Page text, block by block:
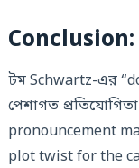
টম Schwartz-এর
পেশাগত
pronouncement
plot twist for the